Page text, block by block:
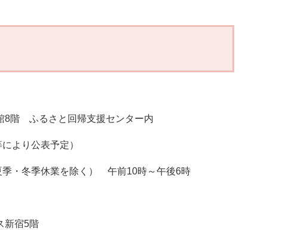
階 ふるさと回帰支援センター内
り公表予定）
冬季休業を除く） 午前10時～午後6時
新宿5階